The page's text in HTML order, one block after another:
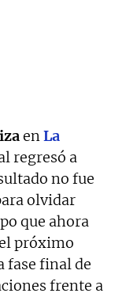
enLa
regresó a
no fue
olvidar
que ahora
próximo
fase final de
frente a